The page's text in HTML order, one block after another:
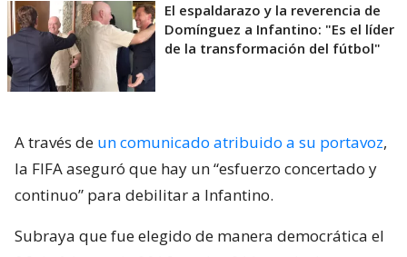
El espaldarazo y la reverencia de
Domínguez a Infantino: "Es el líder
de la transformación del fútbol"
A través de un comunicado atribuido a su portavoz,
la FIFA aseguró que hay un “esfuerzo concertado y
continuo” para debilitar a Infantino.
Subraya que fue elegido de manera democrática el